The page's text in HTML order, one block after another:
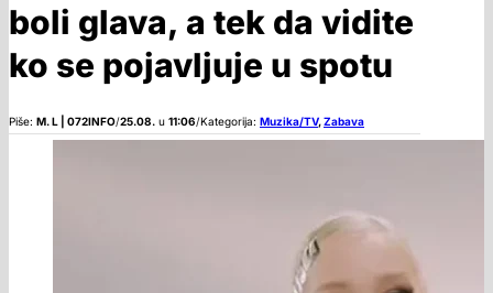
boli glava, a tek da vidite
ko se pojavljuje u spotu
Piše: M. L | 072INFO/25.08. u 11:06/Kategorija: Muzika/TV,Zabava